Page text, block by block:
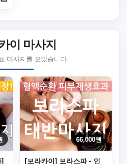
이 마사지
마사지를 모았습니다.
]
66,000원
[보라카이] 보라스파 - 인